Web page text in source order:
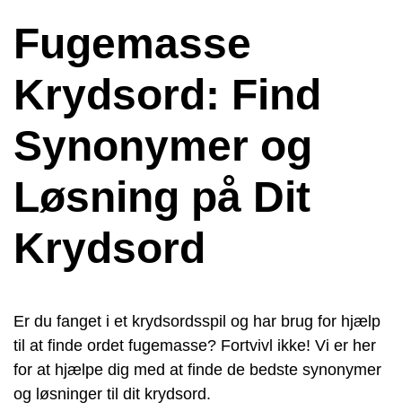
Fugemasse
Krydsord: Find
Synonymer og
Løsning på Dit
Krydsord
Er du fanget i et krydsordsspil og har brug for hjælp
til at finde ordet fugemasse? Fortvivl ikke! Vi er her
for at hjælpe dig med at finde de bedste synonymer
og løsninger til dit krydsord.